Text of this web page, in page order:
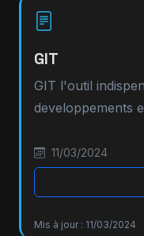
GIT
GIT l'outil
developpements
11/03/2024
Mis à jour : 11/03/2024